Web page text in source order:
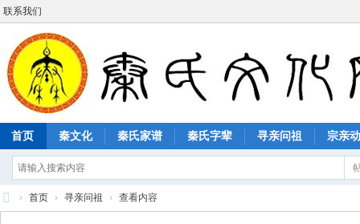
联系我们
首页 秦文化 秦氏家谱 秦氏字辈 寻亲问祖 宗亲
› 首页 › 寻亲问祖 › 查看内容